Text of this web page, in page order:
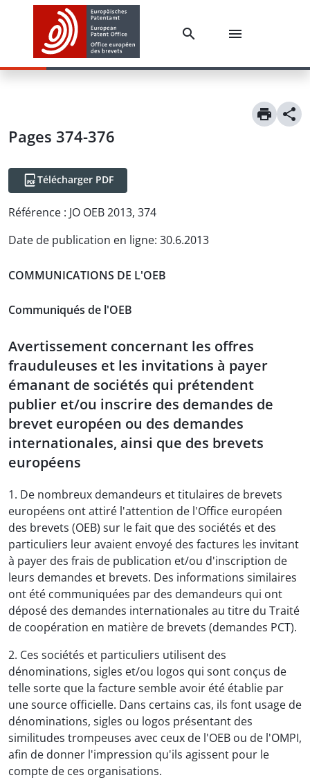
Pages 374-376
Télécharger PDF
Référence : JO OEB 2013, 374
Date de publication en ligne: 30.6.2013
COMMUNICATIONS DE L'OEB
Communiqués de l'OEB
Avertissement concernant les offres
frauduleuses et les invitations à payer
émanant de sociétés qui prétendent
publier et/ou inscrire des demandes de
brevet européen ou des demandes
internationales, ainsi que des brevets
européens
1. De nombreux demandeurs et titulaires de brevets
européens ont attiré l'attention de l'Office européen
des brevets (OEB) sur le fait que des sociétés et des
particuliers leur avaient envoyé des factures les invitant
à payer des frais de publication et/ou d'inscription de
leurs demandes et brevets. Des informations similaires
ont été communiquées par des demandeurs qui ont
déposé des demandes internationales au titre du Traité
de coopération en matière de brevets (demandes PCT).
2. Ces sociétés et particuliers utilisent des
dénominations, sigles et/ou logos qui sont conçus de
telle sorte que la facture semble avoir été établie par
une source officielle. Dans certains cas, ils font usage de
dénominations, sigles ou logos présentant des
similitudes trompeuses avec ceux de l'OEB ou de l'OMPI,
afin de donner l'impression qu'ils agissent pour le
compte de ces organisations.